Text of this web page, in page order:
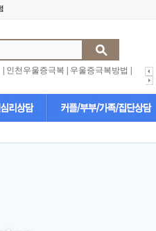
인천우울증극복 우울증극복방법